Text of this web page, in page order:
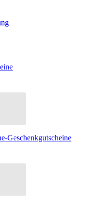
Geschenkgutscheine